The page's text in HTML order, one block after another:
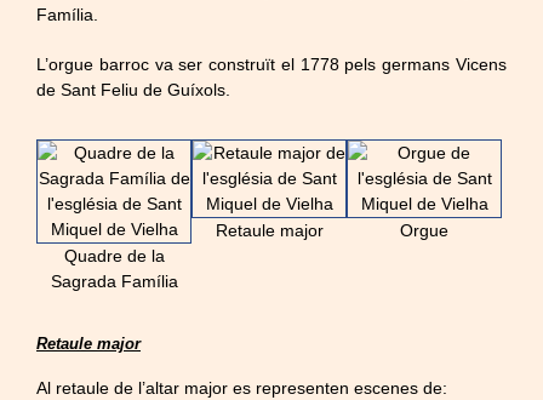
Família.
L’orgue barroc va ser construït el 1778 pels germans Vicens
de Sant Feliu de Guíxols.
Quadre de la
Sagrada Família
Retaule major Orgue
Retaule major
Al retaule de l’altar major es representen escenes de: